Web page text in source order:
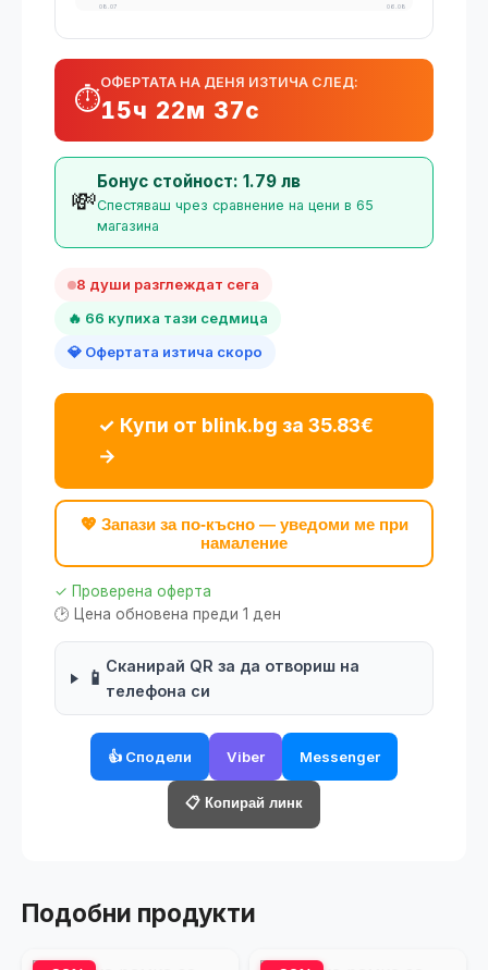
08.07
06.08
⏱️
ОФЕРТАТА НА ДЕНЯ ИЗТИЧА СЛЕД:
15ч 22м 36с
💸
Бонус стойност: 1.79 лв
Спестяваш чрез сравнение на цени в 65
магазина
8 души разглеждат сега
🔥 66 купиха тази седмица
💎 Офертата изтича скоро
✓ Купи от blink.bg за 35.83€
→
💖 Запази за по-късно — уведоми ме при
намаление
✓ Проверена оферта
🕑 Цена обновена преди 1 ден
📱
Сканирай QR за да отвориш на
телефона си
👍 Сподели Viber Messenger
📋 Копирай линк
Подобни продукти